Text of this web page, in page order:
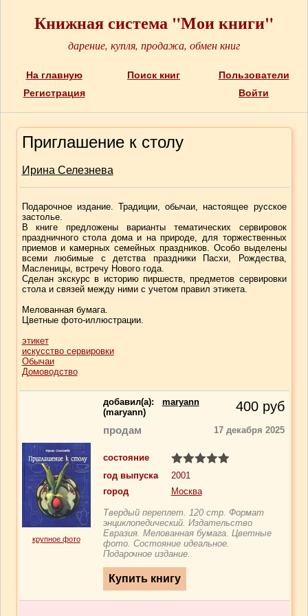
Книжная система "Мои книги"
дарение, купля, продажа, обмен книг
На главную Поиск книг
Пользователи
Регистрация
Войти
Приглашение к столу
Ирина Селезнева
Подарочное издание. Традиции, обычаи, настоящее русское
застолье.
В книге предложены варианты тематических сервировок
праздничного стола дома и на природе, для торжественных
приемов и камерных семейных праздников. Особо выделены
всеми любимые с детства праздники Пасхи, Рождества,
Масленицы, встречу Нового года.
Сделан экскурс в историю пиршеств, предметов сервировки
стола и связей между ними с учетом правил этикета.
Мелованная бумага.
Цветные фото-иллюстрации.
этикет
искусство сервировки
Обычаи
Домоводство
крупное фото
добавил(a): maryann
(maryann)
400 руб
продам 17 декабря 2025
состояние
год выпуска
2001
город
Москва
Твердый переплет. 120 стр. Формат
энциклопедический. Издательство
Евразия. Мелованная бумага. Цветные
фото. Состояние идеальное.
Подарочное издание.